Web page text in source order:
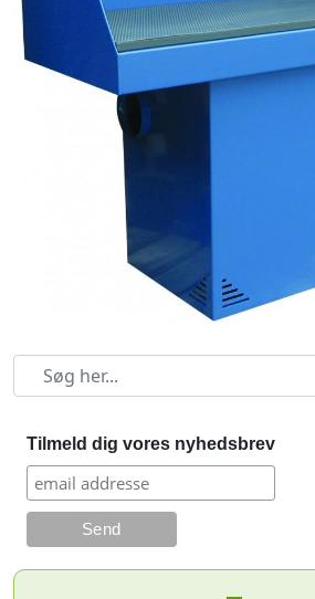
Tilmeld dig vores nyhedsbrev